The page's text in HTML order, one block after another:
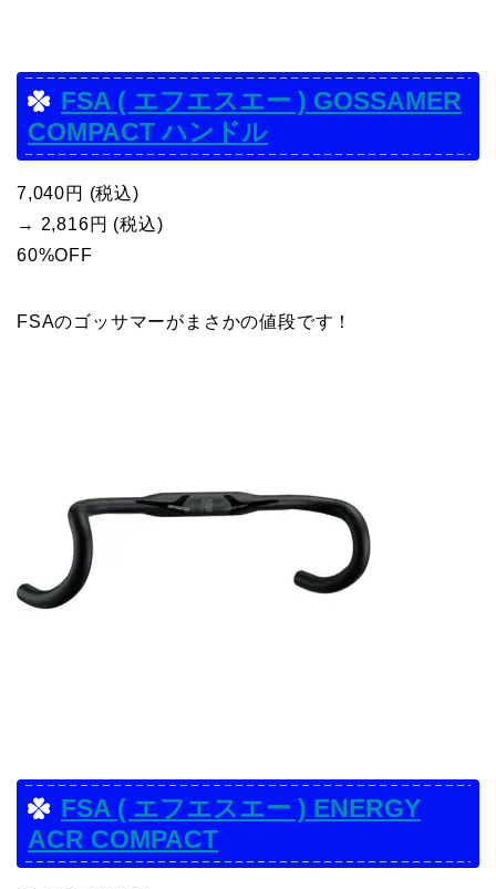
FSA ( エフエスエー ) GOSSAMER
COMPACT ハンドル
7,040円 (税込)
→ 2,816円 (税込)
60%OFF
FSAのゴッサマーがまさかの値段です！
FSA ( エフエスエー ) ENERGY
ACR COMPACT